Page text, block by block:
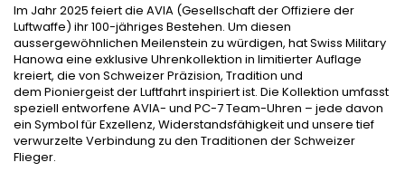
Im Jahr 2025 feiert die AVIA (Gesellschaft der Offiziere der
Luftwaffe) ihr 100-jähriges Bestehen. Um diesen
aussergewöhnlichen Meilenstein zu würdigen, hat Swiss Military
Hanowa eine exklusive Uhrenkollektion in limitierter Auflage
kreiert, die von Schweizer Präzision, Tradition und
dem Pioniergeist der Luftfahrt inspiriert ist. Die Kollektion umfasst
speziell entworfene AVIA- und PC-7 Team-Uhren – jede davon
ein Symbol für Exzellenz, Widerstandsfähigkeit und unsere tief
verwurzelte Verbindung zu den Traditionen der Schweizer
Flieger.